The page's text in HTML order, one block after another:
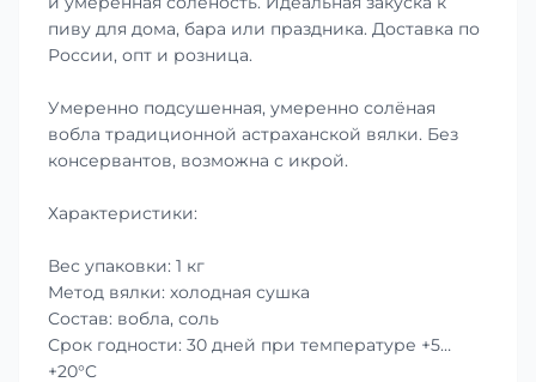
пиву для дома, бара или праздника. Доставка по
России, опт и розница.
Умеренно подсушенная, умеренно солёная
вобла традиционной астраханской вялки. Без
консервантов, возможна с икрой.
Характеристики:
Вес упаковки: 1 кг
Метод вялки: холодная сушка
Состав: вобла, соль
Срок годности: 30 дней при температуре +5…
+20°C